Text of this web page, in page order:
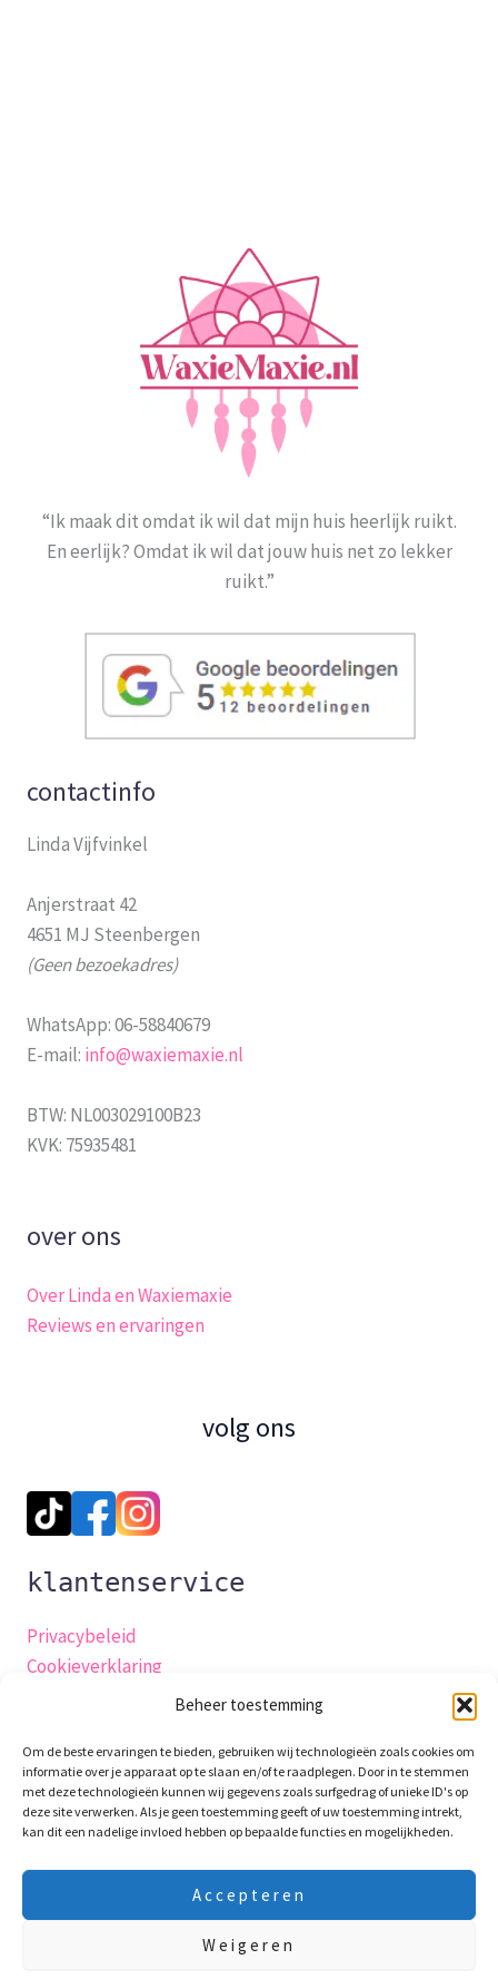
Beheer toestemming
Om de beste ervaringen te bieden, gebruiken wij technologieën zoals cookies om
informatie over je apparaat op te slaan en/of te raadplegen. Door in te stemmen
met deze technologieën kunnen wij gegevens zoals surfgedrag of unieke ID's op
deze site verwerken. Als je geen toestemming geeft of uw toestemming intrekt,
kan dit een nadelige invloed hebben op bepaalde functies en mogelijkheden.
Accepteren
Weigeren
“Ik maak dit omdat ik wil dat mijn huis heerlijk ruikt.
En eerlijk? Omdat ik wil dat jouw huis net zo lekker
ruikt.”
contactinfo
Linda Vijfvinkel
Anjerstraat 42
4651 MJ Steenbergen
(Geen bezoekadres)
WhatsApp: 06-58840679
E-mail: info@waxiemaxie.nl
BTW: NL003029100B23
KVK: 75935481
over ons
Over Linda en Waxiemaxie
Reviews en ervaringen
volg ons
klantenservice
Privacybeleid
Cookieverklaring
Algemene-voorwaarden
Retourneren
Garantie en klachten
klachtenpagina
Contact
productveiligheidsverklaring